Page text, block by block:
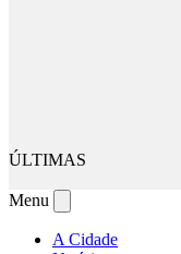
ÚLTIMAS
Menu
A Cidade